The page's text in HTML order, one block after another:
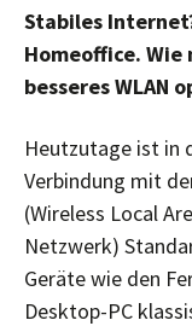
Stabiles
Homeoffice.
besseres WLAN
Heutzutage ist in
Verbindung mit
(Wireless Local
Netzwerk)
Geräte wie den
Desktop-PC